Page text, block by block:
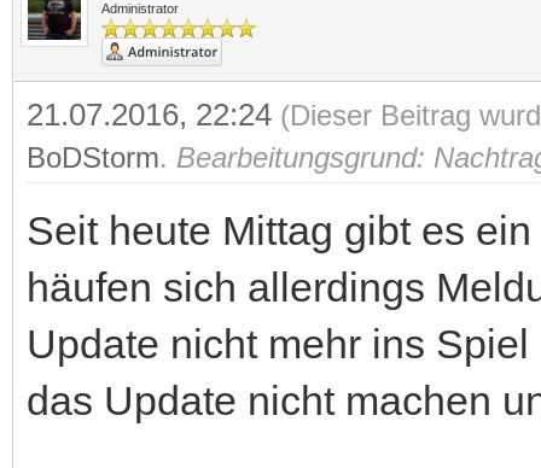
Administrator
21.07.2016, 22:24 (Dieser Beitrag
BoDStorm. Bearbeitungsgrund:
Seit heute Mittag gibt es
häufen sich allerdings
Update nicht mehr ins
das Update nicht machen